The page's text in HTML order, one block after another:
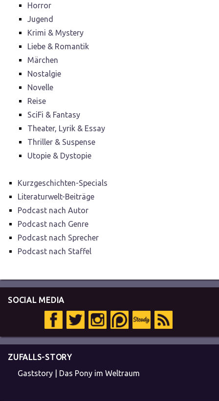
Horror
Jugend
Krimi & Mystery
Liebe & Romantik
Märchen
Nostalgie
Novelle
Reise
SciFi & Fantasy
Theater, Lyrik & Essay
Thriller & Suspense
Utopie & Dystopie
Kurzgeschichten-Specials
Literaturwelt-Beiträge
Podcast nach Autor
Podcast nach Genre
Podcast nach Sprecher
Podcast nach Staffel
SOCIAL MEDIA
ZUFALLS-STORY
Gaststory | Das Pony im Weltraum